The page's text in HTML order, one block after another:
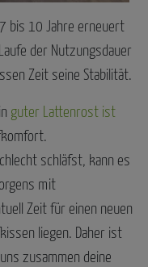
bis 10 Jahre erneuert
der Nutzungsdauer
Zeit seine Stabilität.
guter Lattenrost ist
schläfst, kann es
mit
Zeit für einen neuen
liegen. Daher ist
zusammen deine